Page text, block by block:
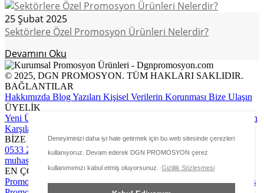
Deneyiminizi daha iyi hale getirmek için bu web sitesinde çerezleri
kullanıyoruz. Devam ederek DGN PROMOSYON çerez
kullanımımızı kabul etmiş oluyorsunuz. Gizlilik Sözleşmesi
25 Şubat 2025
Sektörlere Özel Promosyon Ürünleri Nelerdir?
Devamını Oku
© 2025, DGN PROMOSYON. TÜM HAKLARI SAKLIDIR.
BAĞLANTILAR
Hakkımızda Blog Yazıları Kişisel Verilerin Korunması Bize Ulaşın
ÜYELİK
Yeni Üyelik Formu
Ödeme Bildirimi Yapın
Karşılaştırma Sayfası
BİZE ULAŞIN
0533 267 24 79info@dgnpromosyon.com
muhasebe@dgnpromosyon.com
EN ÇOK ZİYARET EDİLEN
Promosyon PowerbankPromosyon Usb BellekPromosyon Termos